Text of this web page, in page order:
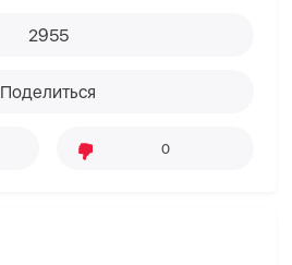
2955
Поделиться
0